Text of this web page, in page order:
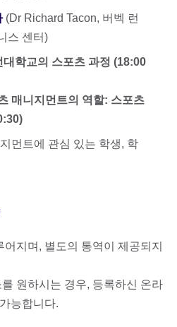
(Dr Richard Tacon, 버벡 런
스 센터)
학교의 스포츠 과정 (18:00
니지먼트의 역할: 스포츠
먼트에 관심 있는 학생, 학
지며, 별도의 통역이 제공되지
원하시는 경우, 등록하신 온라
능합니다.